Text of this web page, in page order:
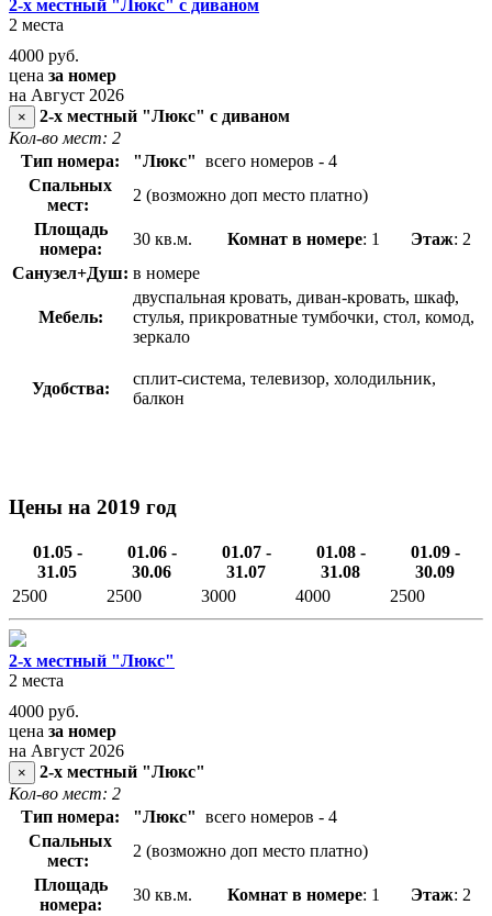
2-х местный "Люкс" с диваном
2 места
4000 руб.
цена за номер
на Август 2026
×
2-х местный "Люкс" с диваном
Кол-во мест: 2
Тип номера:
"Люкс" всего номеров - 4
Спальных
мест:
2 (возможно доп место платно)
Площадь
номера:
30 кв.м. Комнат в номере: 1 Этаж: 2
Санузел+Душ: в номере
Мебель:
двуспальная кровать, диван-кровать, шкаф,
стулья, прикроватные тумбочки, стол, комод,
зеркало
Удобства:
сплит-система, телевизор, холодильник,
балкон
Цены на 2019 год
01.05 -
31.05
01.06 -
30.06
01.07 -
31.07
01.08 -
31.08
01.09 -
30.09
2500
2500 3000 4000 2500
2-х местный "Люкс"
2 места
4000 руб.
цена за номер
на Август 2026
×
2-х местный "Люкс"
Кол-во мест: 2
Тип номера:
"Люкс" всего номеров - 4
Спальных
мест:
2 (возможно доп место платно)
Площадь
номера:
30 кв.м. Комнат в номере: 1 Этаж: 2